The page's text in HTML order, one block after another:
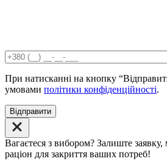
При натисканні на кнопку
умовами політики конфіденційності.
Відправити
Вагаєтеся з вибором? Залиште
раціон для закриття ваших потреб!